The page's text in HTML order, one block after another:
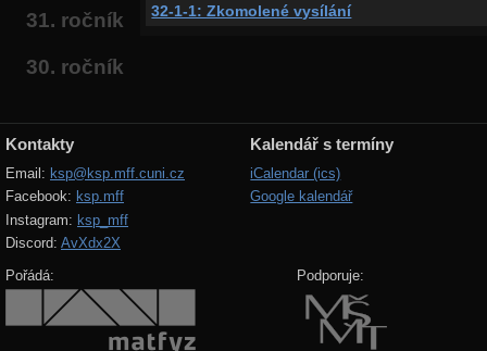
31. ročník
30. ročník
32-1-1: Zkomolené vysílání
Kontakty
Email: ksp@ksp.mff.cuni.cz
Facebook: ksp.mff
Instagram: ksp_mff
Discord: AvXdx2X
Kalendář s termíny
iCalendar (ics)
Google kalendář
Pořádá: Podporuje: